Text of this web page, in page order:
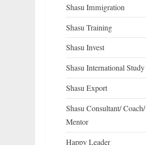
Shasu Immigration
Shasu Training
Shasu Invest
Shasu International Study
Shasu Export
Shasu Consultant/ Coach/
Mentor
Happy Leader